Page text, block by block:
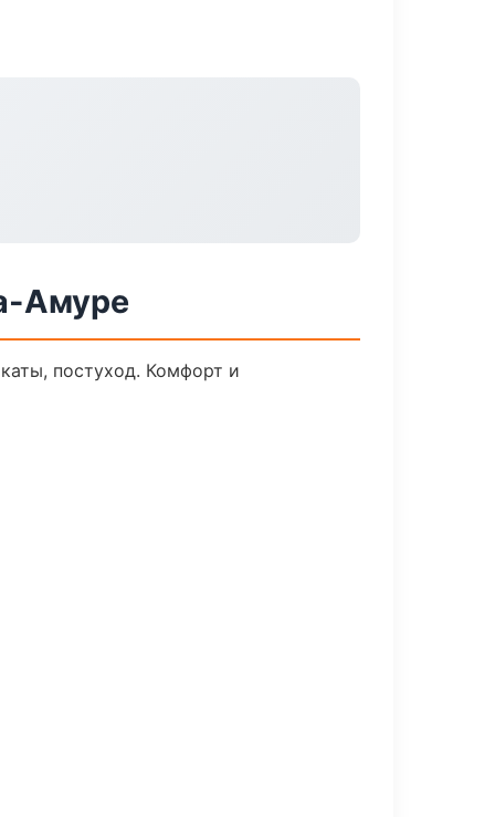
Амуре
постуход. Комфорт и